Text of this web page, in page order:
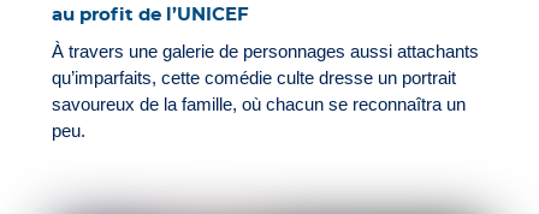
au profit de l’UNICEF
À travers une galerie de personnages aussi attachants
qu’imparfaits, cette comédie culte dresse un portrait
savoureux de la famille, où chacun se reconnaîtra un
peu.